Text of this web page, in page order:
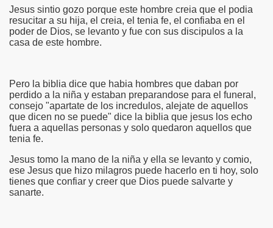
Jesus sintio gozo porque este hombre creia que el podia
resucitar a su hija, el creia, el tenia fe, el confiaba en el
poder de Dios, se levanto y fue con sus discipulos a la
casa de este hombre.
Pero la biblia dice que habia hombres que daban por
perdido a la niña y estaban preparandose para el funeral,
consejo "apartate de los incredulos, alejate de aquellos
que dicen no se puede" dice la biblia que jesus los echo
fuera a aquellas personas y solo quedaron aquellos que
tenia fe.
Jesus tomo la mano de la niña y ella se levanto y comio,
ese Jesus que hizo milagros puede hacerlo en ti hoy, solo
tienes que confiar y creer que Dios puede salvarte y
sanarte.